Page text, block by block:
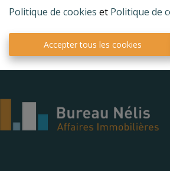
Politique de cookies et Politique de
Accepter tous les cookies